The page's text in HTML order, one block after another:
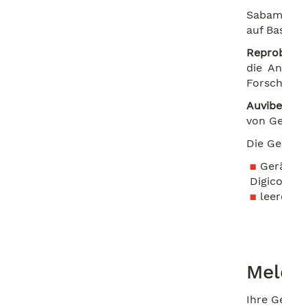
auf
die
von
Die
Ihre